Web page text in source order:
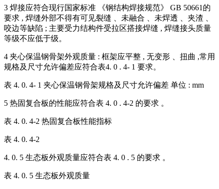
3 焊接应符合现行国家标准 《钢结构焊接规范》 GB 50661的
要求 , 焊缝外部不得有可见裂缝 、未融合 、未焊透 、夹渣 、
咬边等缺陷 ; 主要受力结构件受拉区搭接焊缝 , 焊缝接头质量
等级不应低于级。
4 夹心保温钢骨架外观质量 : 框架应平整 , 无变形 、扭曲 ,常用
规格及尺寸允许偏差应符合表4. 0 . 4- 1 要求。
表 4. 0. 4- 1 夹心保温钢骨架规格及尺寸允许偏差 单位 : mm
5 热固复合板的性能应符合表 4. 0 . 4-2 的要求 。
表 4. 0. 4-2 热固复合板性能指标
表 4. 0. 4-2
4. 0. 5 生态板外观质量应符合表 4. 0 . 5 的要求 。
表 4. 0. 5 生态板外观质量